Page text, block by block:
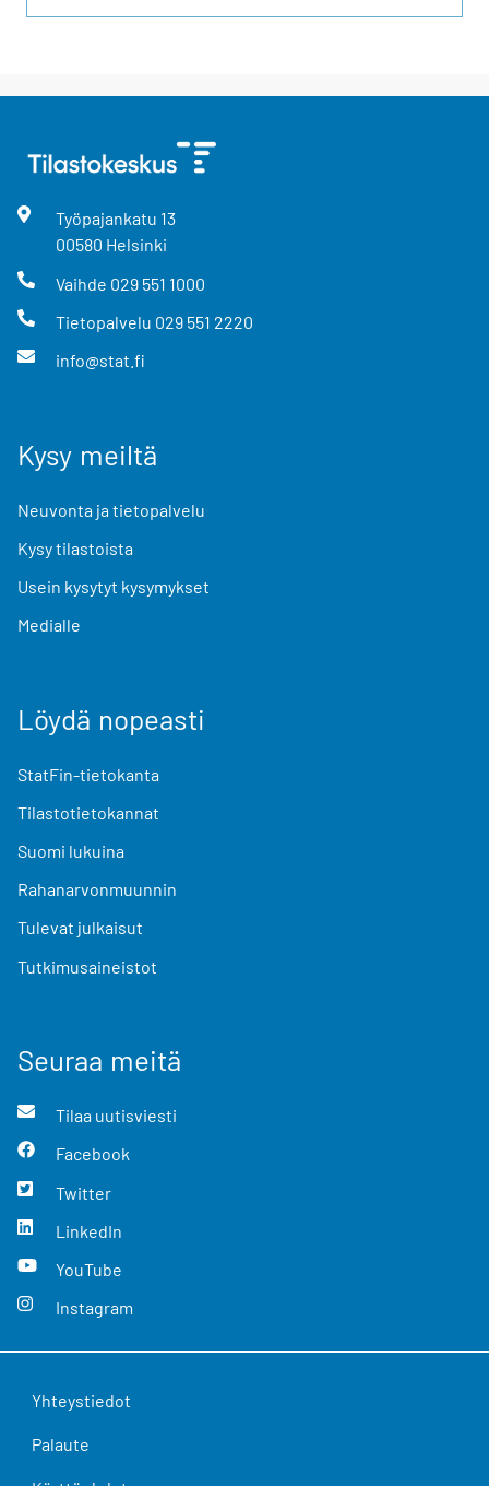
Työpajankatu 13
00580 Helsinki
Vaihde 029 551 1000
Tietopalvelu 029 551 2220
info@stat.fi
Kysy meiltä
Neuvonta ja tietopalvelu
Kysy tilastoista
Usein kysytyt kysymykset
Medialle
Löydä nopeasti
StatFin-tietokanta
Tilastotietokannat
Suomi lukuina
Rahanarvonmuunnin
Tulevat julkaisut
Tutkimusaineistot
Seuraa meitä
Tilaa uutisviesti
Facebook
Twitter
LinkedIn
YouTube
Instagram
Yhteystiedot
Palaute